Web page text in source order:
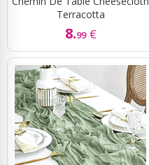
Terracotta
8.99 €